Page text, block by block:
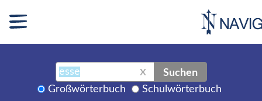
X Suchen
Großwörterbuch Schulwörterbuch